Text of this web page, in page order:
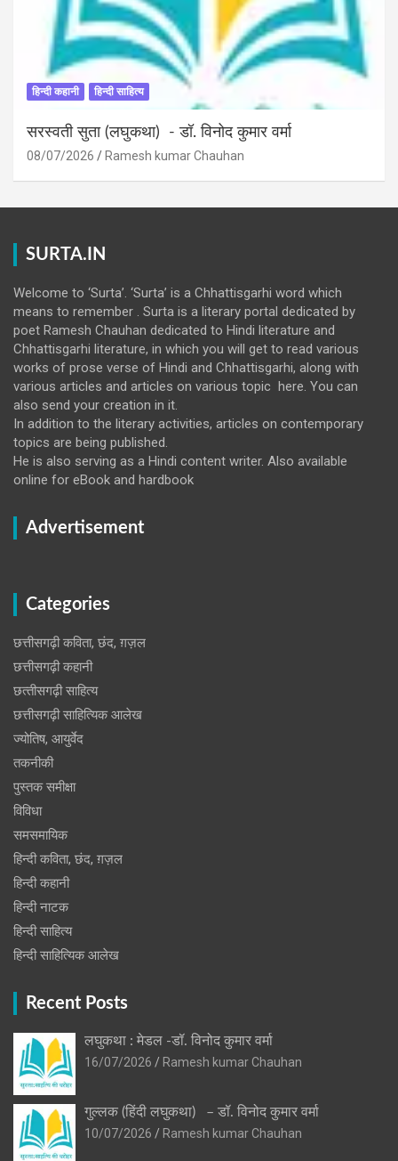
हिन्दी कहानी हिन्दी साहित्य
सरस्वती सुता (लघुकथा) ​- डॉ. विनोद कुमार वर्मा
08/07/2026 Ramesh kumar Chauhan
SURTA.IN
Welcome to ‘Surta’. ‘Surta’ is a Chhattisgarhi word which
means to remember . Surta is a literary portal dedicated by
poet Ramesh Chauhan dedicated to Hindi literature and
Chhattisgarhi literature, in which you will get to read various
works of prose verse of Hindi and Chhattisgarhi, along with
various articles and articles on various topic here. You can
also send your creation in it.
In addition to the literary activities, articles on contemporary
topics are being published.
He is also serving as a Hindi content writer. Also available
online for eBook and hardbook
Advertisement
Categories
छत्तीसगढ़ी कविता, छंद, ग़ज़ल
छत्तीसगढ़ी कहानी
छत्‍तीसगढ़ी साहित्‍य
छत्तीसगढ़ी साहित्यिक आलेख
ज्योतिष, आयुर्वेद
तकनीकी
पुस्‍तक समीक्षा
विविधा
समसमायिक
हिन्दी कविता, छंद, ग़ज़ल
हिन्दी कहानी
हिन्‍दी नाटक
हिन्दी साहित्य
हिन्दी साहित्यिक आलेख
Recent Posts
लघुकथा : मेडल -डॉ. विनोद कुमार वर्मा
16/07/2026
Ramesh kumar Chauhan
गुल्लक (हिंदी लघुकथा) – डॉ. विनोद कुमार वर्मा
10/07/2026
Ramesh kumar Chauhan